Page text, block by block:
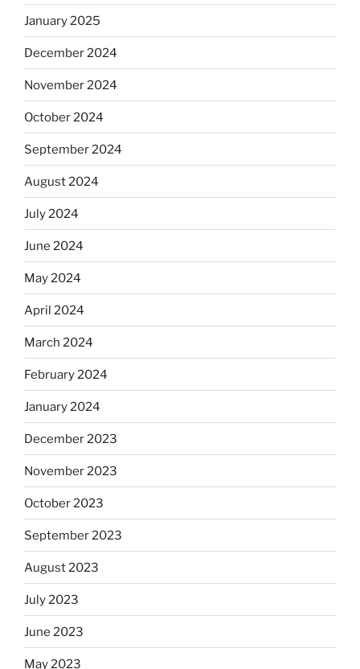
January 2025
December 2024
November 2024
October 2024
September 2024
August 2024
July 2024
June 2024
May 2024
April 2024
March 2024
February 2024
January 2024
December 2023
November 2023
October 2023
September 2023
August 2023
July 2023
June 2023
May 2023